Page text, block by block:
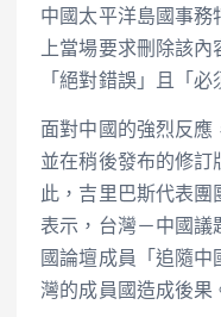
中國太平洋島國事務
上當場要求刪除該內
「絕對錯誤」且「必
面對中國的強烈反應
並在稍後發布的修訂
此，吉里巴斯代表團
表示，台灣－中國議
國論壇成員「追隨
灣的成員國造成後果